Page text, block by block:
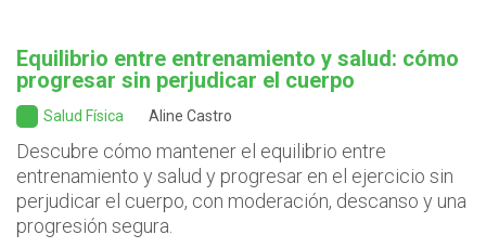
Equilibrio entre entrenamiento y salud: cómo
progresar sin perjudicar el cuerpo
Salud Física Aline Castro
Descubre cómo mantener el equilibrio entre
entrenamiento y salud y progresar en el ejercicio sin
perjudicar el cuerpo, con moderación, descanso y una
progresión segura.